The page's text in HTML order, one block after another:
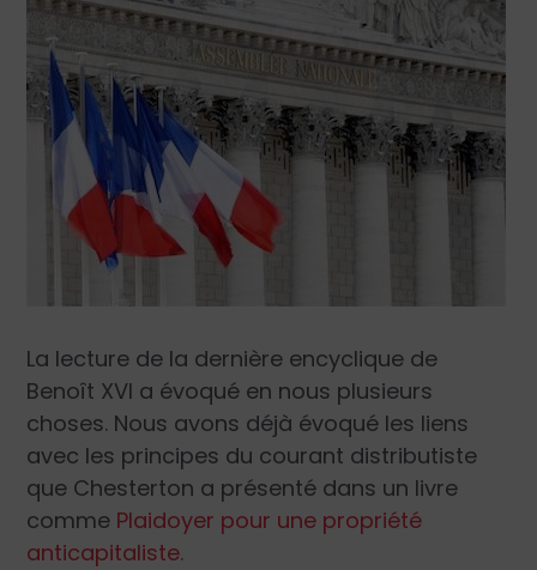
La lecture de la dernière encyclique de
Benoît XVI a évoqué en nous plusieurs
choses. Nous avons déjà évoqué les liens
avec les principes du courant distributiste
que Chesterton a présenté dans un livre
comme Plaidoyer pour une propriété
anticapitaliste.